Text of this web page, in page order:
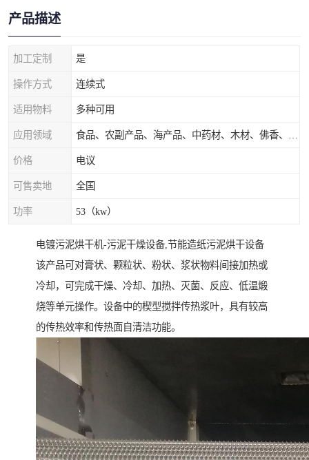
产品描述
加工定制 是
操作方式 连续式
适用物料 多种可用
应用领域
价格 电议
可售卖地 全国
功率 53（kw）
电镀污泥烘干机-污泥干燥设备,节能造纸污泥烘干设备
该产品可对膏状、颗粒状、粉状、浆状物料间接加热或
冷却，可完成干燥、冷却、加热、灭菌、反应、低温煅
烧等单元操作。设备中的楔型搅拌传热浆叶，具有较高
的传热效率和传热面自清洁功能。